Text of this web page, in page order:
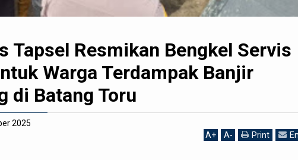
Tapsel Resmikan Bengkel Servis
Warga Terdampak Banjir
di Batang Toru
2025
A+ A- Print